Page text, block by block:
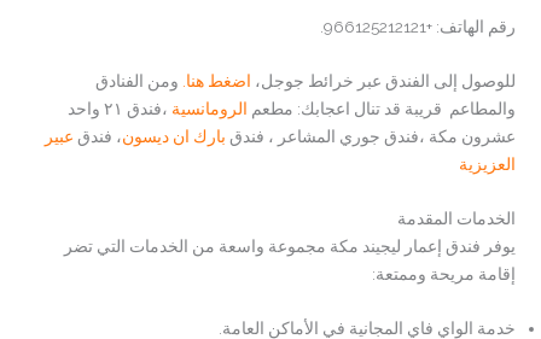
رقم الهاتف: +966125212121.
للوصول إلى الفندق عبر خرائط جوجل، اضغط هنا. ومن الفنادق
والمطاعم قريبة قد تنال اعجابك: مطعم الرومانسية
،فندق ٢١ واحد
عشرون مكة ،فندق جوري المشاعر ، فندق بارك ان ديسون، فندق عبير
العزيزية
الخدمات المقدمة
يوفر فندق إعمار ليجيند مكة مجموعة واسعة من الخدمات التي تضر
إقامة مريحة وممتعة:
خدمة الواي فاي المجانية في الأماكن العامة.